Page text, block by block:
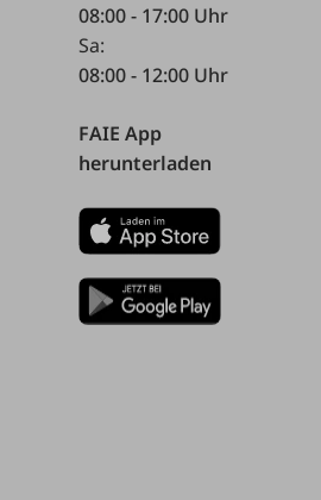
08:00 - 17:00 Uhr
Sa:
08:00 - 12:00 Uhr
FAIE App
herunterladen